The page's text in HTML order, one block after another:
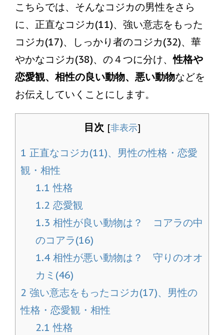
こちらでは、そんなコジカの男性をさら
に、正直なコジカ(11)、強い意志をもった
コジカ(17)、しっかり者のコジカ(32)、華
やかなコジカ(38)、の４つに分け、性格や
恋愛観、相性の良い動物、悪い動物などを
お伝えしていくことにします。
目次 [非表示]
1 正直なコジカ(11)、男性の性格・恋愛
観・相性
1.1 性格
1.2 恋愛観
1.3 相性が良い動物は？ コアラの中
のコアラ(16)
1.4 相性が悪い動物は？ 守りのオオ
カミ(46)
2 強い意志をもったコジカ(17)、男性の
性格・恋愛観・相性
2.1 性格